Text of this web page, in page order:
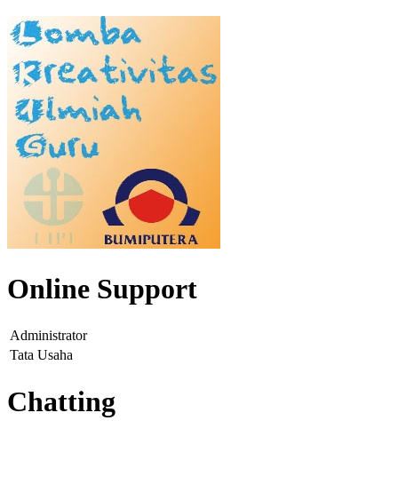
Online Support
Administrator
Tata Usaha
Chatting